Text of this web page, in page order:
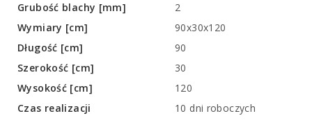
Grubość blachy [mm]
2
Wymiary [cm]
90x30x120
Długość [cm]
90
Szerokość [cm]
30
Wysokość [cm]
120
Czas realizacji
10 dni roboczych